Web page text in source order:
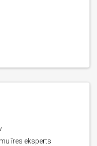
īres eksperts